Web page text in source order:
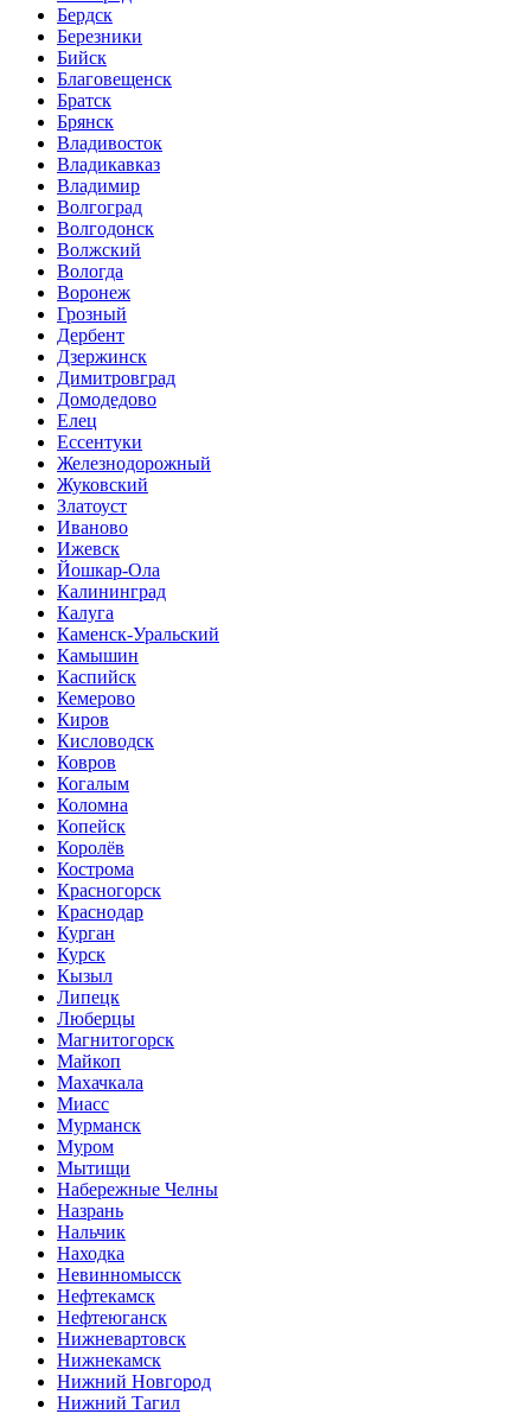
Бердск
Березники
Бийск
Благовещенск
Братск
Брянск
Владивосток
Владикавказ
Владимир
Волгоград
Волгодонск
Волжский
Вологда
Воронеж
Грозный
Дербент
Дзержинск
Димитровград
Домодедово
Елец
Ессентуки
Железнодорожный
Жуковский
Златоуст
Иваново
Ижевск
Йошкар-Ола
Калининград
Калуга
Каменск-Уральский
Камышин
Каспийск
Кемерово
Киров
Кисловодск
Ковров
Когалым
Коломна
Копейск
Королёв
Кострома
Красногорск
Краснодар
Курган
Курск
Кызыл
Липецк
Люберцы
Магнитогорск
Майкоп
Махачкала
Миасс
Мурманск
Муром
Мытищи
Набережные Челны
Назрань
Нальчик
Находка
Невинномысск
Нефтекамск
Нефтеюганск
Нижневартовск
Нижнекамск
Нижний Новгород
Нижний Тагил